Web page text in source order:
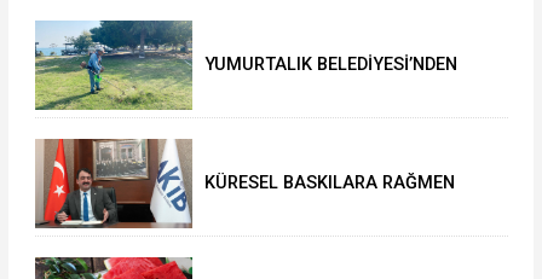
YUMURTALIK BELEDİYESİ’NDEN
KÜRESEL BASKILARA RAĞMEN